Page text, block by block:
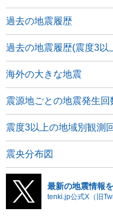
過去の地震履歴
過去の地震履歴(震度3以
海外の大きな地震
震源地ごとの地震発生回
震度3以上の地域別観測
震央分布図
最新の地震情報
tenki.jp公式X（旧